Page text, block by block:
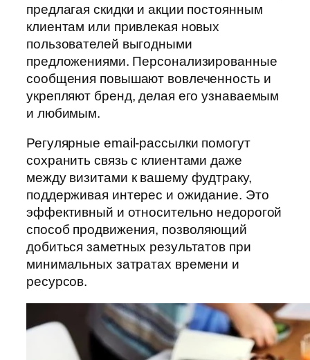
предлагая скидки и акции постоянным
клиентам или привлекая новых
пользователей выгодными
предложениями. Персонализированные
сообщения повышают вовлеченность и
укрепляют бренд, делая его узнаваемым
и любимым.
Регулярные email-рассылки помогут
сохранить связь с клиентами даже
между визитами к вашему фудтраку,
поддерживая интерес и ожидание. Это
эффективный и относительно недорогой
способ продвижения, позволяющий
добиться заметных результатов при
минимальных затратах времени и
ресурсов.